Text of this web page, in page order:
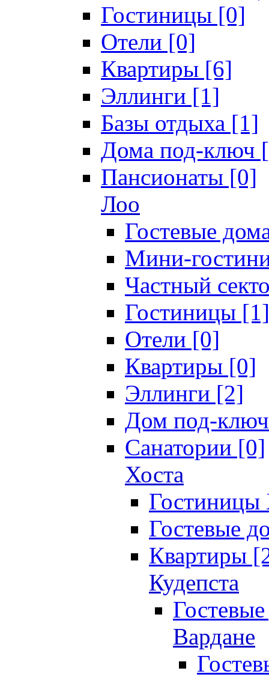
Гостиницы [0]
Отели [0]
Квартиры [6]
Эллинги [1]
Базы отдыха [1]
Дома под-ключ
Пансионаты [0]
Лоо
Гостевые
Мини-
Частный
Гостиницы [1]
Отели [0]
Квартиры [0]
Эллинги [2]
Дом под-
Санатории [0]
Хоста
Гостевые
Квартиры
Кудепста
Вардане